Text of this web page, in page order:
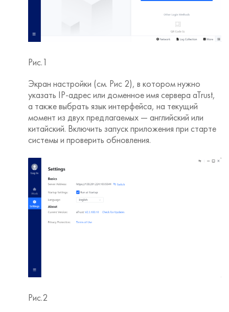
Рис.1
Экран настройки (см. Рис 2), в котором нужно
указать IP-адрес или доменное имя сервера aTrust,
а также выбрать язык интерфейса, на текущий
момент из двух предлагаемых — английский или
китайский. Включить запуск приложения при старте
системы и проверить обновления.
Рис.2